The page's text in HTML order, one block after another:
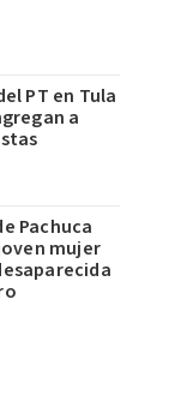
PT en Tula
a
Pachuca
mujer